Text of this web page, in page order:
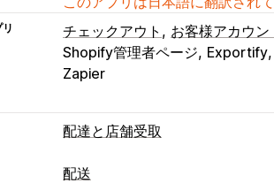
チェックアウト お客様アカウン
Shopify管理者ページ Exportify
Zapier
配達と店舗受取
配達オプション
配送